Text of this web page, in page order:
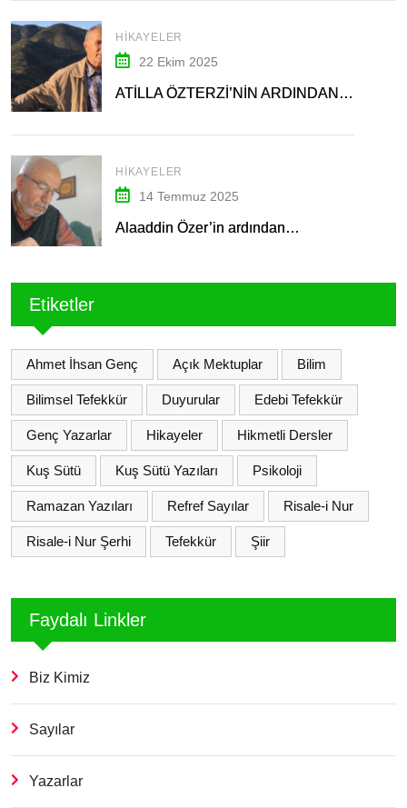
HIKAYELER
22 Ekim 2025
ATİLLA ÖZTERZİ’NİN ARDINDAN…
HIKAYELER
14 Temmuz 2025
Alaaddin Özer’in ardından…
Etiketler
Ahmet İhsan Genç Açık Mektuplar Bilim
Bilimsel Tefekkür Duyurular Edebi Tefekkür
Genç Yazarlar Hikayeler Hikmetli Dersler
Kuş Sütü Kuş Sütü Yazıları Psikoloji
Ramazan Yazıları Refref Sayılar Risale-i Nur
Risale-i Nur Şerhi Tefekkür Şiir
Faydalı Linkler
Biz Kimiz
Sayılar
Yazarlar